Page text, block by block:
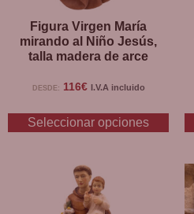
Figura Virgen María
mirando al Niño Jesús,
talla madera de arce
DESDE: 116€ I.V.A incluido
Seleccionar opciones